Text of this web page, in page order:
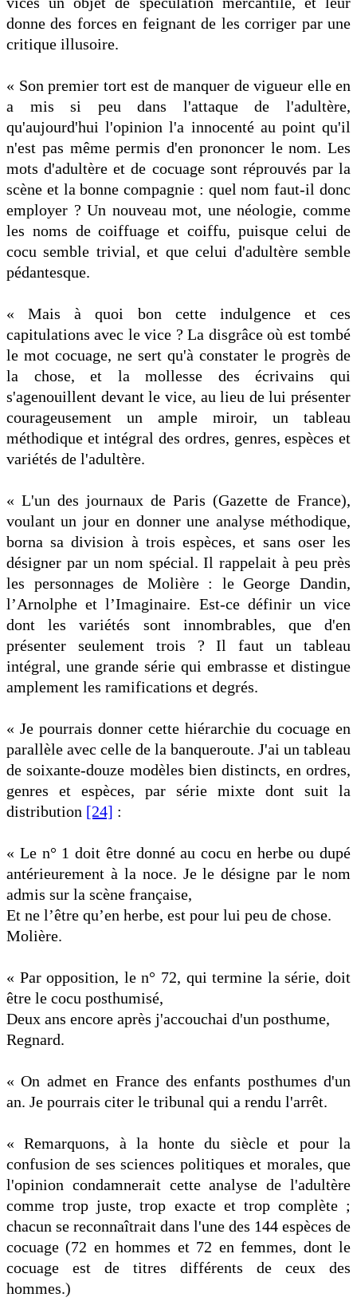
donne des forces en feignant de les corriger par une
critique illusoire.
« Son premier tort est de manquer de vigueur elle en
a mis si peu dans l'attaque de l'adultère,
qu'aujourd'hui l'opinion l'a innocenté au point qu'il
n'est pas même permis d'en prononcer le nom. Les
mots d'adultère et de cocuage sont réprouvés par la
scène et la bonne compagnie : quel nom faut-il donc
employer ? Un nouveau mot, une néologie, comme
les noms de coiffuage et coiffu, puisque celui de
cocu semble trivial, et que celui d'adultère semble
pédantesque.
« Mais à quoi bon cette indulgence et ces
capitulations avec le vice ? La disgrâce où est tombé
le mot cocuage, ne sert qu'à constater le progrès de
la chose, et la mollesse des écrivains qui
s'agenouillent devant le vice, au lieu de lui présenter
courageusement un ample miroir, un tableau
méthodique et intégral des ordres, genres, espèces et
variétés de l'adultère.
« L'un des journaux de Paris (Gazette de France),
voulant un jour en donner une analyse méthodique,
borna sa division à trois espèces, et sans oser les
désigner par un nom spécial. Il rappelait à peu près
les personnages de Molière : le George Dandin,
l’Arnolphe et l’Imaginaire. Est-ce définir un vice
dont les variétés sont innombrables, que d'en
présenter seulement trois ? Il faut un tableau
intégral, une grande série qui embrasse et distingue
amplement les ramifications et degrés.
« Je pourrais donner cette hiérarchie du cocuage en
parallèle avec celle de la banqueroute. J'ai un tableau
de soixante-douze modèles bien distincts, en ordres,
genres et espèces, par série mixte dont suit la
distribution [24] :
« Le n° 1 doit être donné au cocu en herbe ou dupé
antérieurement à la noce. Je le désigne par le nom
admis sur la scène française,
Et ne l’être qu’en herbe, est pour lui peu de chose.
Molière.
« Par opposition, le n° 72, qui termine la série, doit
être le cocu posthumisé,
Deux ans encore après j'accouchai d'un posthume,
Regnard.
« On admet en France des enfants posthumes d'un
an. Je pourrais citer le tribunal qui a rendu l'arrêt.
« Remarquons, à la honte du siècle et pour la
confusion de ses sciences politiques et morales, que
l'opinion condamnerait cette analyse de l'adultère
comme trop juste, trop exacte et trop complète ;
chacun se reconnaîtrait dans l'une des 144 espèces de
cocuage (72 en hommes et 72 en femmes, dont le
cocuage est de titres différents de ceux des
hommes.)